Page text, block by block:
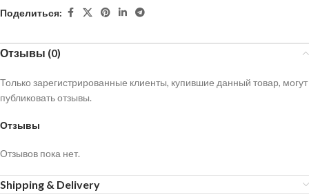
Поделиться:
Отзывы (0)
Отзывы
Отзывов пока нет.
Только зарегистрированные клиенты, купившие данный товар, могут
публиковать отзывы.
Shipping & Delivery